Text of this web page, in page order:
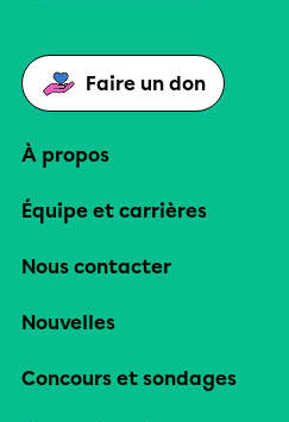
Faire un don
À propos
Équipe et carrières
Nous contacter
Nouvelles
Concours et sondages